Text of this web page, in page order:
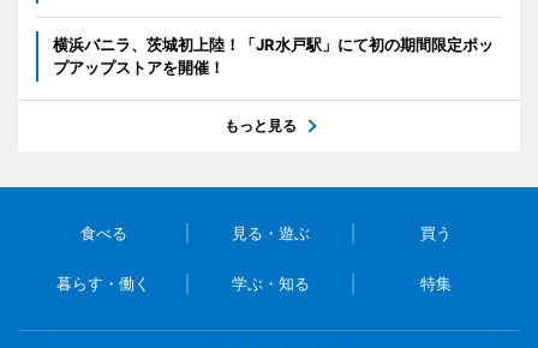
横浜バニラ、茨城初上陸！「JR水戸駅」にて初の期間限定ポッ
プアップストアを開催！
もっと見る
食べる 見る・遊ぶ 買う
暮らす・働く 学ぶ・知る 特集